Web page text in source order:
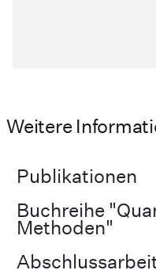
Weitere
Publikationen
Buchreihe
Methoden"